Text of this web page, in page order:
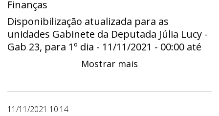
Finanças
Disponibilização atualizada para as
unidades Gabinete da Deputada Júlia Lucy -
Gab 23, para 1º dia - 11/11/2021 - 00:00 até
último dia - 25/11/2021 - 23:59
Mostrar mais
11/11/2021 10:14